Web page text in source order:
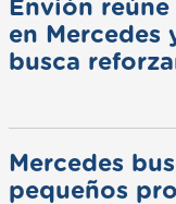
Envión
en Mercedes
busca
Mercedes
pequeños